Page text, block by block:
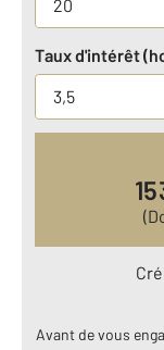
Taux d'intérêt
Avant de vous